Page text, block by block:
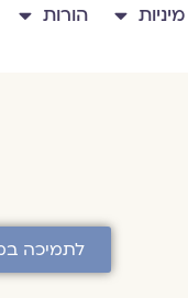
מיניות הורות
לתמיכה